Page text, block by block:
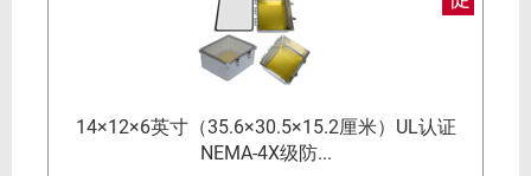
14×12×6英寸（35.6×30.5×15.2厘米）UL认证
NEMA-4X级防...